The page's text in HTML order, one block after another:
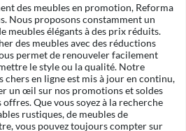
des meubles en promotion, Reforma
Nous proposons constamment un
meubles élégants à des prix réduits.
des meubles avec des réductions
permet de renouveler facilement
le style ou la qualité. Notre
chers en ligne est mis à jour en continu,
un œil sur nos promotions et soldes
Que vous soyez à la recherche
rustiques, de meubles de
vous pouvez toujours compter sur